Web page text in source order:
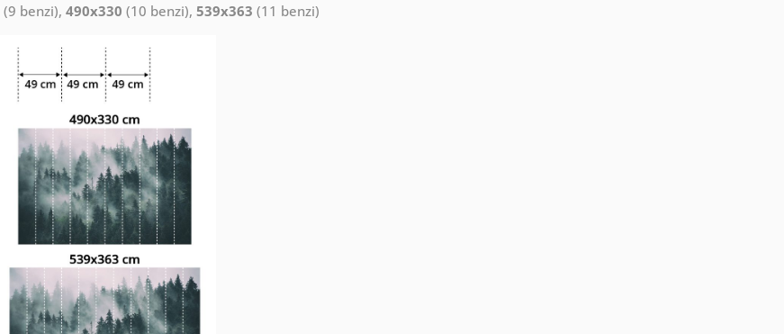
(9 benzi), 490x330 (10 benzi), 539x363 (11 benzi)